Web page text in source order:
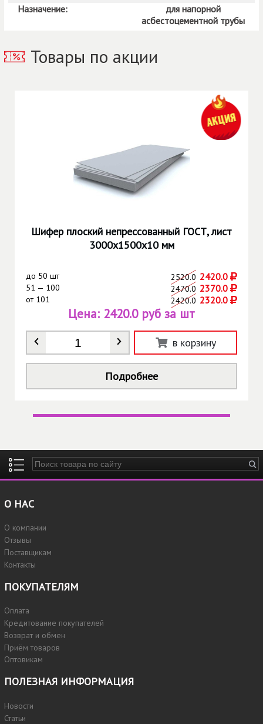
Назначение:
для напорной
асбестоцементной трубы
Товары по акции
Шифер плоский непрессованный ГОСТ, лист
3000х1500х10 мм
до 50 шт 2520.0 2420.0
51 — 100 2470.0 2370.0
от101 2420.0 2320.0
Количество *
Цена: 2420.0 руб за шт
в корзину
Подробнее
Введите ключевые слова для поиска
О НАС
О компании
Отзывы
Поставщикам
Контакты
ПОКУПАТЕЛЯМ
Оплата
Кредитование покупателей
Возврат и обмен
Приём товаров
Оптовикам
ПОЛЕЗНАЯ ИНФОРМАЦИЯ
Новости
Статьи